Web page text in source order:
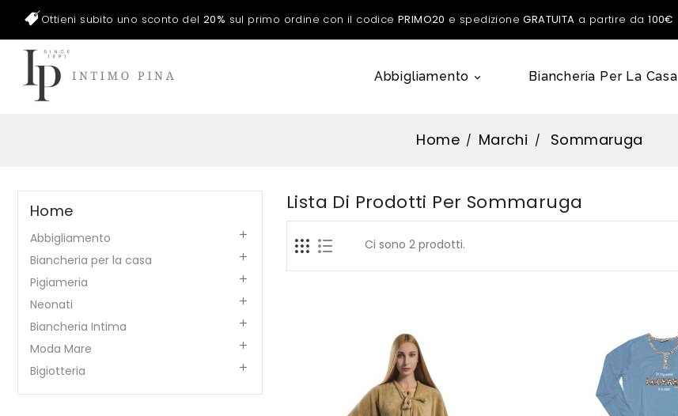
Ottieni subito uno sconto del 20% sul primo ordine con il codicePRIMO20 e spedizioneGRATUITA a partire da100€

Abbigliamento Biancheria Per La Casa
Home Marchi Sommaruga
Home
Abbigliamento 
Biancheria per la casa 
Pigiameria 
Neonati 
Biancheria Intima 
Moda Mare 
Bigiotteria 
Lista Di Prodotti Per Sommaruga
Ci sono 2 prodotti.